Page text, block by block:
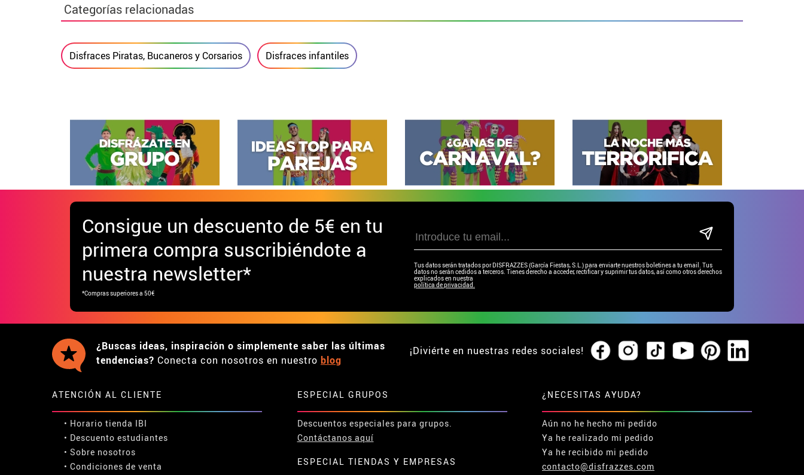
Categorías relacionadas
Disfraces Piratas, Bucaneros y Corsarios Disfraces infantiles
Consigue un descuento de 5€ en tu
primera compra suscribiéndote a
nuestra newsletter*
*Compras superiores a 50€
Tus datos serán tratados por DISFRAZZES (García Fiestas, S.L.) para enviarte nuestros boletines a tu email. Tus
datos no serán cedidos a terceros. Tienes derecho a acceder, rectificar y suprimir tus datos, así como otros derechos
explicados en nuestra
política de privacidad.
¿Buscas ideas, inspiración o simplemente saber las últimas
tendencias? Conecta con nosotros en nuestro blog
¡Diviérte en nuestras redes sociales!
ATENCIÓN AL CLIENTE
• Horario tienda IBI
• Descuento estudiantes
• Sobre nosotros
• Condiciones de venta
ESPECIAL GRUPOS
Descuentos especiales para grupos.
Contáctanos aquí
ESPECIAL TIENDAS Y EMPRESAS
¿NECESITAS AYUDA?
Aún no he hecho mi pedido
Ya he realizado mi pedido
Ya he recibido mi pedido
contacto@disfrazzes.com